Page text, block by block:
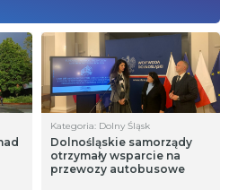
Kategoria: Dolny Śląsk
Dolnośląskie samorządy
otrzymały wsparcie na
przewozy autobusowe